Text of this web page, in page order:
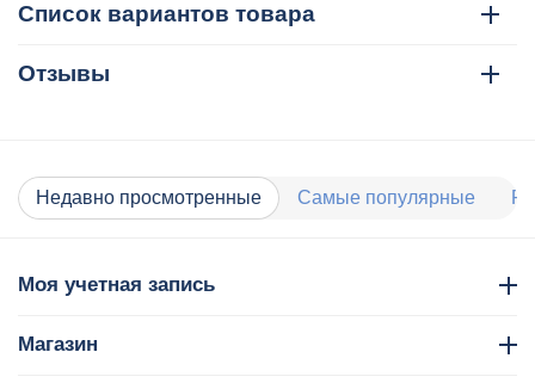
Список вариантов товара
Отзывы
Недавно просмотренные Самые популярные
Моя учетная запись
Магазин